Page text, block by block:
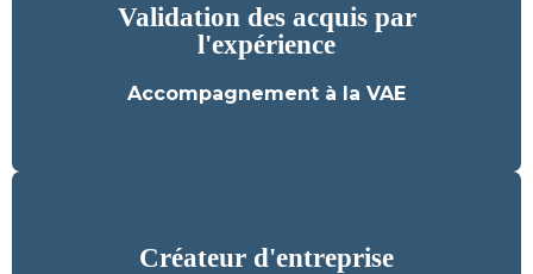
Validation des acquis par
l'expérience
Accompagnement à la VAE
l'expérience
Découvrez nos formations
Créateur d'entreprise
Créateur d'entreprise